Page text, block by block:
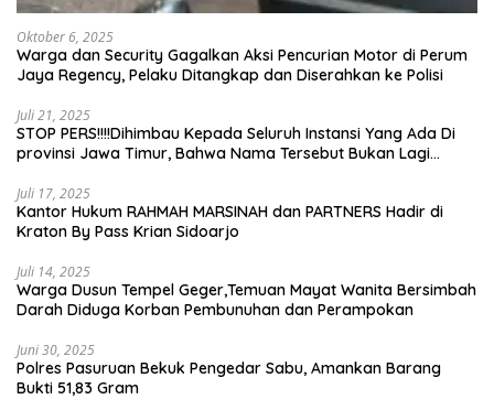
Oktober 6, 2025
Warga dan Security Gagalkan Aksi Pencurian Motor di Perum
Jaya Regency, Pelaku Ditangkap dan Diserahkan ke Polisi
Juli 21, 2025
STOP PERS!!!!Dihimbau Kepada Seluruh Instansi Yang Ada Di
provinsi Jawa Timur, Bahwa Nama Tersebut Bukan Lagi
Juli 17, 2025
Kantor Hukum RAHMAH MARSINAH dan PARTNERS Hadir di
Kraton By Pass Krian Sidoarjo
Juli 14, 2025
Warga Dusun Tempel Geger,Temuan Mayat Wanita Bersimbah
Darah Diduga Korban Pembunuhan dan Perampokan
Juni 30, 2025
Polres Pasuruan Bekuk Pengedar Sabu, Amankan Barang
Bukti 51,83 Gram